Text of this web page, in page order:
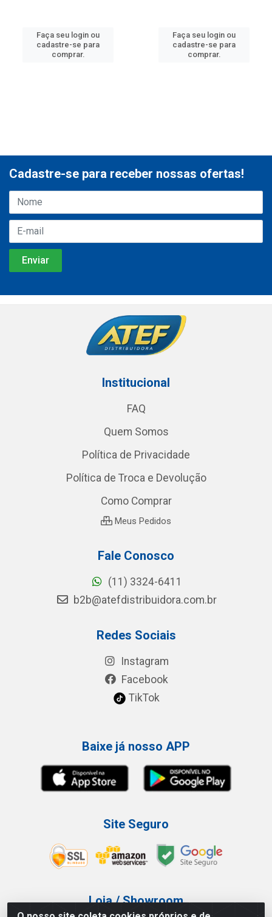
Faça seu login ou
cadastre-se para
comprar.
Faça seu login ou
cadastre-se para
comprar.
Cadastre-se para receber nossas ofertas!
Institucional
FAQ
Quem Somos
Política de Privacidade
Política de Troca e Devolução
Como Comprar
Meus Pedidos
Fale Conosco
(11) 3324-6411
b2b@atefdistribuidora.com.br
Redes Sociais
Instagram
Facebook
TikTok
Baixe já nosso APP
Site Seguro
Loja / Showroom